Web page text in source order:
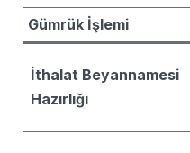
Gümrük İşlemi
İthalat Beyannamesi
Hazırlığı